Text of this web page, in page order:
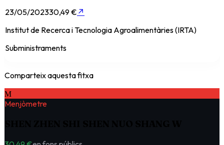
23/05/202330,49 € ↗
Institut de Recerca i Tecnologia Agroalimentàries (IRTA)
Subministraments
Comparteix aquesta fitxa
M
Menjòmetre